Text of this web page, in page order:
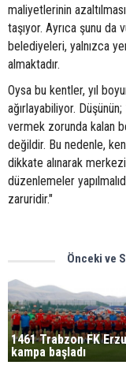
maliyetlerinin
taşıyor. Ayrıca şunu
belediyeleri, yalnızca
almaktadır.
Oysa bu kentler, yıl
ağırlayabiliyor.
vermek zorunda kalan
değildir. Bu nedenle,
dikkate alınarak
düzenlemeler
zaruridir."
Önceki ve
1461 Trabzon FK
kampa başladı